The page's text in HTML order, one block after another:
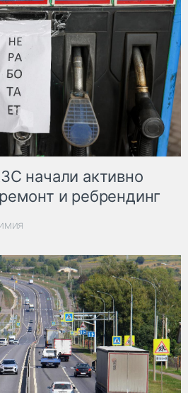
начали активно
и ребрендинг